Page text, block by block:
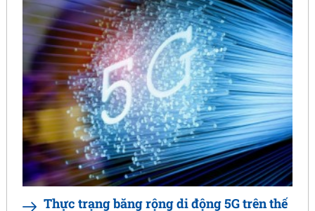
Thực trạng băng rộng di động 5G trên thế